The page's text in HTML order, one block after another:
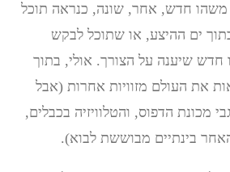
חדש, אחר, שונה, כנראה תוכל
ים ההיצע, או שתוכל לבקש
חדש שיענה על הצורך. אולי, בתוך
את העולם מזוויות אחרות (אבל
מכונת הדפוס, והטלוויזיה בכבלים,
בינתיים מבוששת לבוא).